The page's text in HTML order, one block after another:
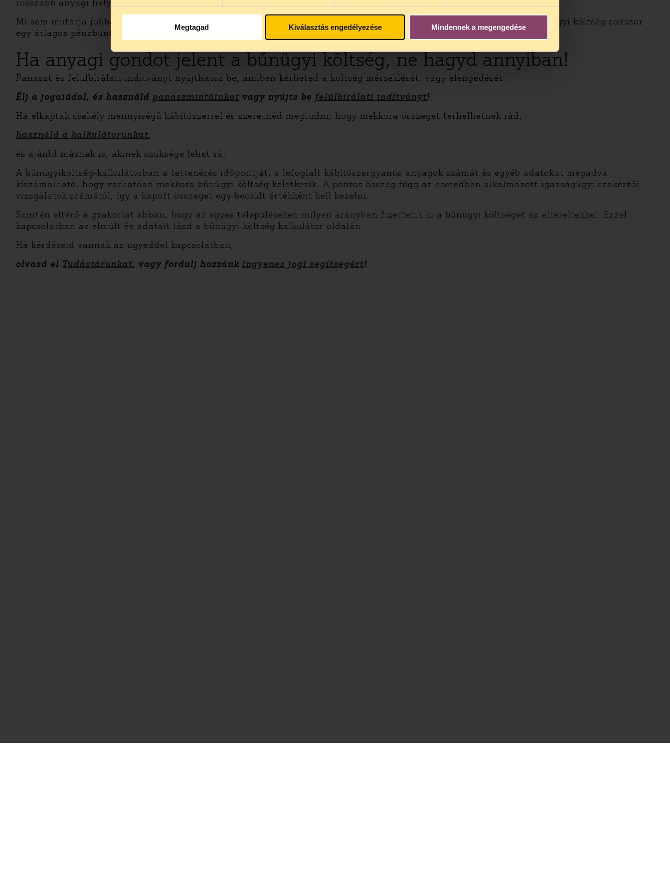
Megtagad Kiválasztás engedélyezése Mindennek a megengedése
rosszabb anyagi helyzetben lévő drogfogyasztókat érintheti hátrányosan.
Mi sem mutatja jobban, hogy az elterelés nem mentesít a hátrányos jogkövetkezmények alól, hogy a kifizettetett bűnügyi költség sokszor
egy átlagos pénzbüntetés többszörösére rúg, így kifejezetten nehéz helyzetbe hozhatja az elterelteket.
Ha anyagi gondot jelent a bűnügyi költség, ne hagyd annyiban!
Panaszt és felülbírálati indítványt nyújthatsz be, amiben kérheted a költség mérséklését, vagy elengedését.
Élj a jogaiddal, és használd panaszmintáinkat vagy nyújts be felülbírálati indítványt!
Ha elkaptak csekély mennyiségű kábítószerrel és szeretnéd megtudni, hogy mekkora összeget terhelhetnek rád,
használd a kalkulátorunkat,
és ajánld másnak is, akinek szüksége lehet rá!
A bűnügyiköltség-kalkulátorban a tettenérés időpontját, a lefoglalt kábítószergyanús anyagok számát és egyéb adatokat megadva
kiszámolható, hogy várhatóan mekkora bűnügyi költség keletkezik. A pontos összeg függ az esetedben alkalmazott igazságügyi szakértői
vizsgálatok számától, így a kapott összeget egy becsült értékként kell kezelni.
Szintén eltérő a gyakorlat abban, hogy az egyes településeken milyen arányban fizettetik ki a bűnügyi költséget az eltereltekkel. Ezzel
kapcsolatban az elmúlt év adatait lásd a bűnügyi költség kalkulátor oldalán.
Ha kérdéseid vannak az ügyeddel kapcsolatban,
olvasd el Tudástárunkat, vagy fordulj hozzánk ingyenes jogi segítségért!